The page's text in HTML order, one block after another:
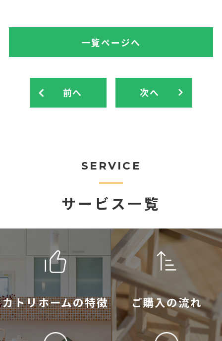
前へ
一覧ページへ
次へ
SERVICE
サービス一覧
カトリホームの特徴 ご購入の流れ